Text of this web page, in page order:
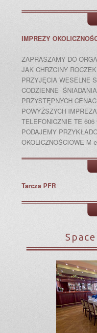
IMPREZY
ZAPRASZAMY DO
JAK CHRZCINY
PRZYJĘCIA WESELNE
CODZIENNE
PRZYSTĘPNYCH
POWYŻSZYCH
TELEFONICZNIE TE
PODAJEMY
OKOLICZNOŚCIOWE M
Tarcza PFR